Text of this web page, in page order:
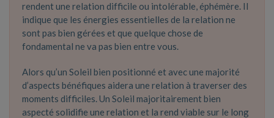
rendent une relation difficile ou intolérable, éphémère. Il
indique que les énergies essentielles de la relation ne
sont pas bien gérées et que quelque chose de
fondamental ne va pas bien entre vous.
Alors qu’un Soleil bien positionné et avec une majorité
d’aspects bénéfiques aidera une relation à traverser des
moments difficiles. Un Soleil majoritairement bien
aspecté solidifie une relation et la rend viable sur le long